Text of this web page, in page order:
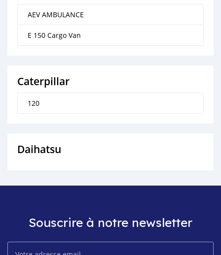
AEV AMBULANCE
E 150 Cargo Van
Caterpillar
120
Daihatsu
Souscrire à notre newsletter